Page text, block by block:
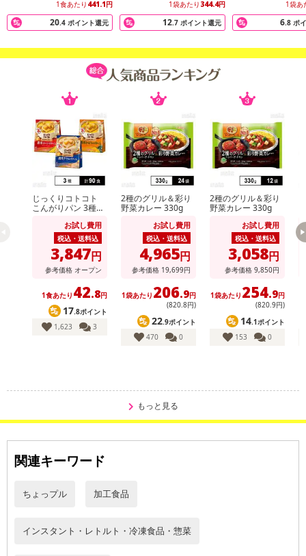
・賞味期限：製造日より730日
ねぎ、マッシュルーム、小麦粉、カレー粉、チキンエキス、砂糖、
スパウダー／調味料（アミノ酸等）、カラメル色素
・注意事項：直射日光、高温多湿を避け常温で保存してください。
1食あたり 441.1円
20.4 ポイント還元
1袋あたり 344.4円
12.7 ポイント還元
1袋あ
6.8 ポ
じっくりコトコト
こんがりパン 3種セ
タージュ / 濃厚かぼ
ちゃポタージュ / 濃
厚クラムポタージュ
お試し費用
税込・送料込
3,847円
参考価格 オープン
1食あたり 42.8円
17.8ポイント
1,623
3
2種のグリル＆彩り
野菜カレー 330g
お試し費用
税込・送料込
4,965円
参考価格 19,699円
1袋あたり 206.9円
(820.8円)
22.9ポイント
470
0
2種のグリル＆彩り
野菜カレー 330g
お試し費用
税込・送料込
3,058円
参考価格 9,850円
1袋あたり 254.9円
(820.9円)
14.1ポイント
153
0
もっと見る
関連キーワード
ちょっプル 加工食品
インスタント・レトルト・冷凍食品・惣菜